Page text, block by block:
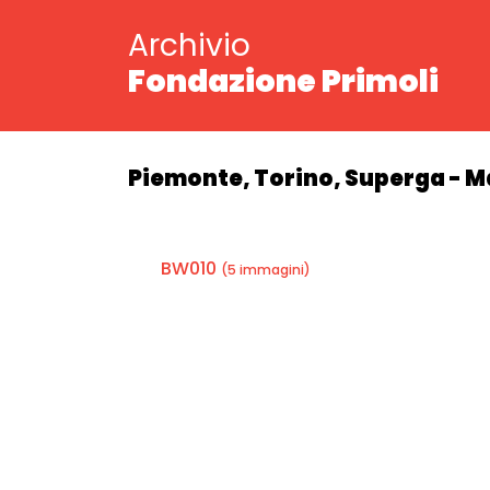
Archivio
Fondazione Primoli
Piemonte, Torino, Superga -
BW010 (5 immagini)